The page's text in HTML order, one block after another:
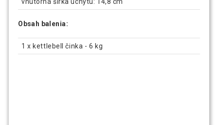
vnútorná šírka úchytu: 14,8 cm
Obsah balenia:
1 x kettlebell činka - 6 kg